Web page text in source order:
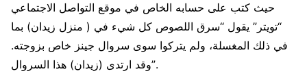
حيث كتب على حسابه الخاص في موقع التواصل الاجتماعي
“تويتر” يقول “سرق اللصوص كل شيء في ( منزل زيدان) بما
في ذلك المغسلة، ولم يتركوا سوى سروال جينز خاص بزوجته.
وقد ارتدى (زيدان) هذا السروال”.